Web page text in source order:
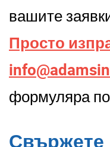
вашите
Просто
формуляра
Свържете